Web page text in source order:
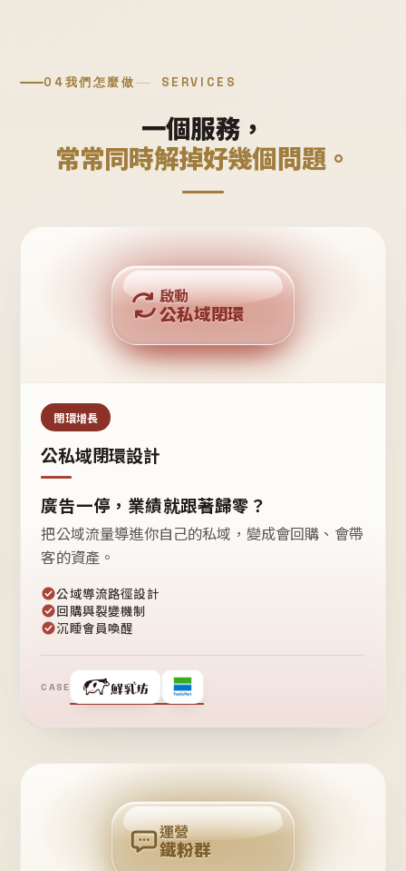
04我們怎麼做 SERVICES
一個服務，
常常同時解掉好幾個問題。
公域流量
私域鐵粉
回購複利
啟動
公私域閉環
閉環增長
公私域閉環設計
廣告一停，業績就跟著歸零？
把公域流量導進你自己的私域，變成會回購、會帶
客的資產。
公域導流路徑設計
回購與裂變機制
沉睡會員喚醒
CASE
❤
粉
回
購
運營
鐵粉群